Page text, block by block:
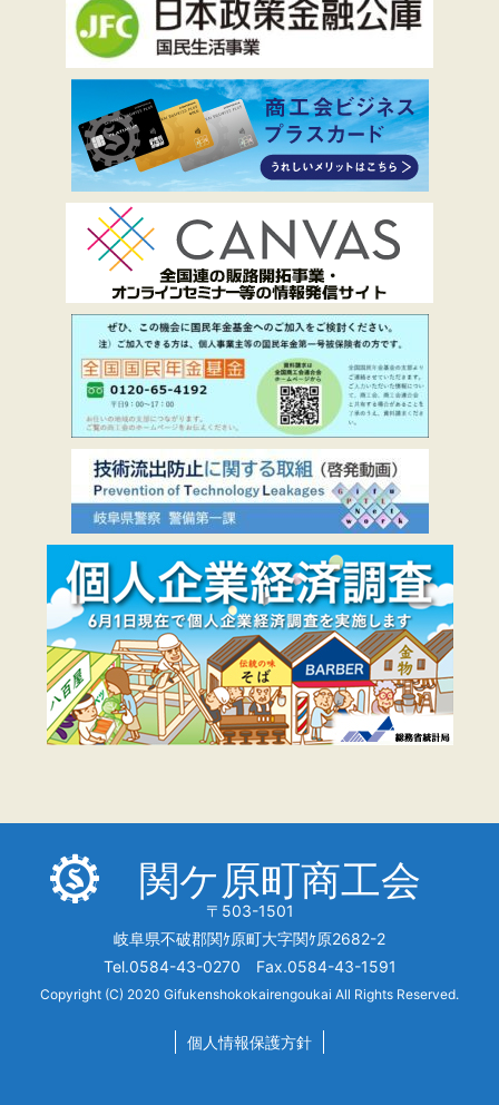
関ケ原町商工会
〒503-1501
岐阜県不破郡関ｹ原町大字関ｹ原2682-2
Tel.0584-43-0270 Fax.0584-43-1591
Copyright (C) 2020 Gifukenshokokairengoukai All Rights Reserved.
個人情報保護方針